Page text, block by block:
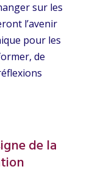
sur les
l’avenir
pour les
de
de la